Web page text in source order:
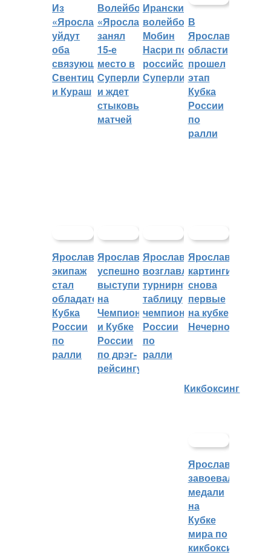
Из
«Ярославича»
уйдут
оба
связующих:
Свентицкис
и Кураш
Волейбольный
«Ярославич»
занял
15-е
место в
Суперлиге
и ждет
стыковых
матчей
Иранский
волейболист
Мобин
Насри покинет
российскую
Суперлигу
В
Ярославской
области
прошел
этап
Кубка
России
по
ралли
Ярославский
экипаж
стал
обладателем
Кубка
России
по
ралли
Ярославцы
успешно
выступили
на
Чемпионате
и Кубке
России
по дрэг-
рейсингу
Ярославцы
возглавляют
турнирную
таблицу
чемпионата
России
по
ралли
Ярославские
картингисты
снова
первые
на кубке
Нечерноземья
Кикбоксинг
Ярославцы
завоевали
медали
на
Кубке
мира по
кикбоксингу